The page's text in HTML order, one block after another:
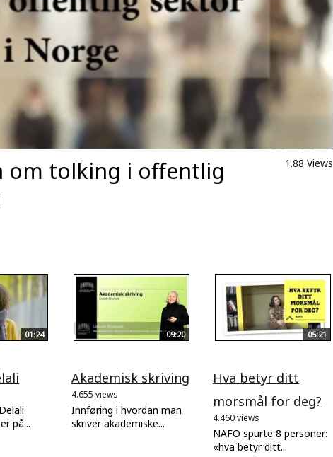
om tolking i offentlig
1.88 Views
01:24
på...
09:20
Akademisk skriving
4.655 views
Innføring i hvordan man
skriver akademiske...
05:21
Hva betyr ditt
morsmål for deg?
4.460 views
NAFO spurte 8 personer:
«hva betyr ditt...